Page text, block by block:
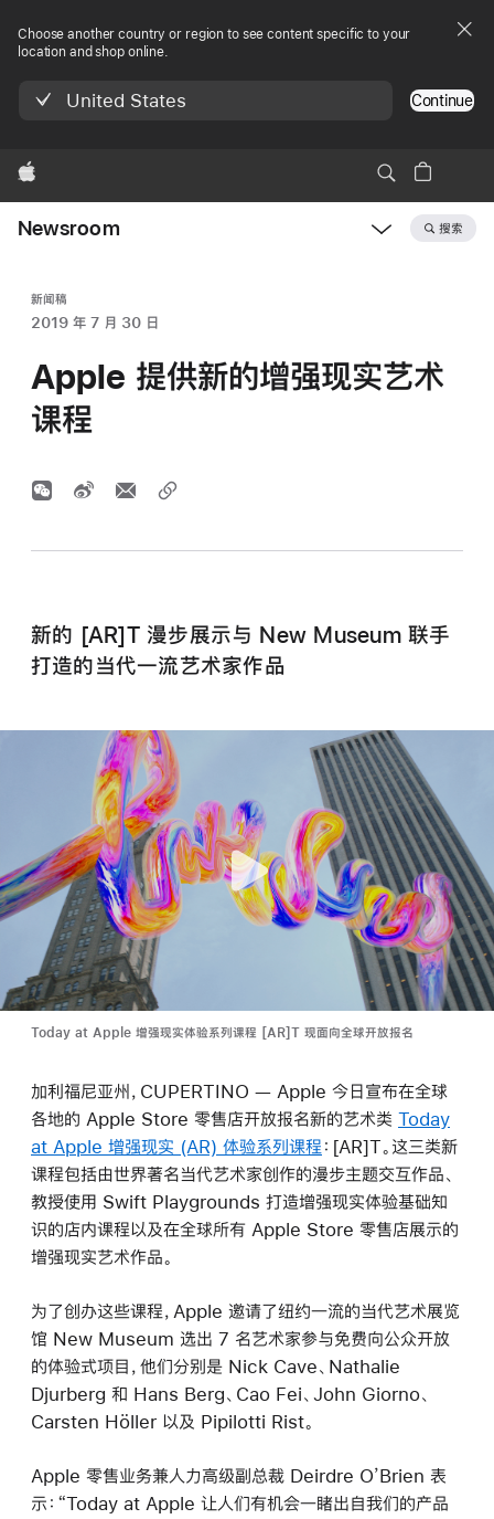
Choose another country or region to see content specific to your
location and shop online.
United States Continue
Apple
Newsroom 搜索
新闻稿
2019 年 7 月 30 日
Apple 提供新的增强现实艺术
课程
新的 [AR]T 漫步展示与 New Museum 联手
打造的当代一流艺术家作品
Today at Apple 增强现实体验系列课程 [AR]T 现面向全球开放报名
加利福尼亚州，CUPERTINO — Apple 今日宣布在全球
各地的 Apple Store 零售店开放报名新的艺术类 Today
at Apple 增强现实 (AR) 体验系列课程 ：[AR]T。这三类新
课程包括由世界著名当代艺术家创作的漫步主题交互作品、
教授使用 Swift Playgrounds 打造增强现实体验基础知
识的店内课程以及在全球所有 Apple Store 零售店展示的
增强现实艺术作品。
为了创办这些课程，Apple 邀请了纽约一流的当代艺术展览
馆 New Museum 选出 7 名艺术家参与免费向公众开放
的体验式项目，他们分别是 Nick Cave、Nathalie
Djurberg 和 Hans Berg、Cao Fei、John Giorno、
Carsten Höller 以及 Pipilotti Rist。
Apple 零售业务兼人力高级副总裁 Deirdre O’Brien 表
示：“Today at Apple 让人们有机会一睹出自我们的产品